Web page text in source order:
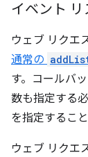
イベント
ウェブ リクエ
通常の
す。コールバ
数も指定する
を指定すること
ウェブ リクエ